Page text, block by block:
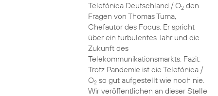
Telefónica Deutschland / O2den
Fragen von Thomas Tuma,
Chefautor des Focus. Er spricht
über ein turbulentes Jahr und die
Zukunft des
Telekommunikationsmarkts. Fazit:
Trotz Pandemie ist die Telefónica /
O2so gut aufgestellt wie noch nie.
Wir veröffentlichen an dieser Stelle